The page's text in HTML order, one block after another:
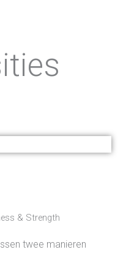
& Strength
twee manieren